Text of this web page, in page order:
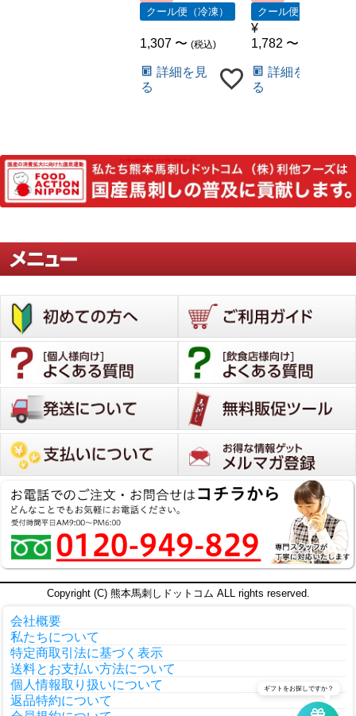
色んな部位を楽しめて大満足なセットでした！
購入者
非公開
家族5人で豪華な前菜として頂きましたが、メイン
でもよかったくらいの量で、どれも美味しくて大
満足でした。リピートします！
6児パパ
タテガミ久しぶりに食べたが美味しかった
他のも臭み無くとても美味しかった！
あんぼう 4 長崎県 60代 男性
投稿日
2025/03/11
いつも赤身ばかりを注文していたのですが、たま
には他の部位をと思い、お得なこちらのセットを
頼んでみました。予想以上においしかったです。
ボリュームもあり素敵でした。これからは赤身だ
けにこだわらず、いろいろ注文してみようと思い
ました。皆さんにもお勧めの逸品です。
kaz 1 購入者
非公開
投稿日
2025/02/25
もう何年も正月や、お祝い事に利用させて頂いて
クール便（冷凍）
¥
1,307 〜 税込
詳細を見
る
クール便（冷凍）
1,782 〜
詳細を見
る
Copyright (C) 熊本馬刺しドットコム ALL rights reserved.
会社概要
私たちについて
特定商取引法に基づく表示
送料とお支払い方法について
個人情報取り扱いについて
返品特約について
ギフトをお探しですか？